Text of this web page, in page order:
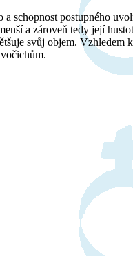
schopnost postupného
a zároveň tedy její
svůj objem. Vzhledem